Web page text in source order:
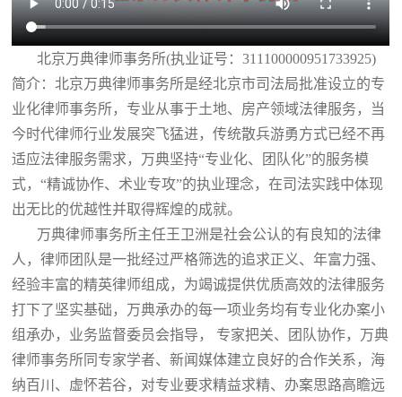
北京万典律师事务所(执业证号：311100000951733925)
简介：北京万典律师事务所是经北京市司法局批准设立的专
业化律师事务所，专业从事于土地、房产领域法律服务，当
今时代律师行业发展突飞猛进，传统散兵游勇方式已经不再
适应法律服务需求，万典坚持“专业化、团队化”的服务模
式，“精诚协作、术业专攻”的执业理念，在司法实践中体现
出无比的优越性并取得辉煌的成就。
万典律师事务所主任王卫洲是社会公认的有良知的法律
人，律师团队是一批经过严格筛选的追求正义、年富力强、
经验丰富的精英律师组成，为竭诚提供优质高效的法律服务
打下了坚实基础，万典承办的每一项业务均有专业化办案小
组承办，业务监督委员会指导， 专家把关、团队协作，万典
律师事务所同专家学者、新闻媒体建立良好的合作关系，海
纳百川、虚怀若谷，对专业要求精益求精、办案思路高瞻远